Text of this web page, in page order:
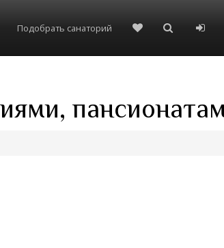
Подобрать санаторий